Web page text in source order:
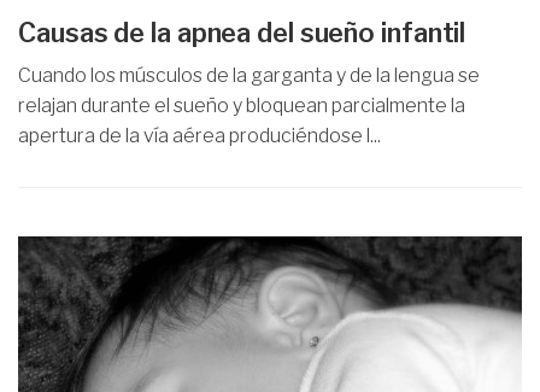
Causas de la apnea del sueño infantil
Cuando los músculos de la garganta y de la lengua se
relajan durante el sueño y bloquean parcialmente la
apertura de la vía aérea produciéndose l...